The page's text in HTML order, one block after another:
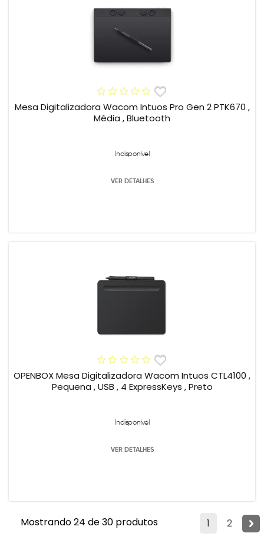
Mesa Digitalizadora Wacom Intuos Pro Gen 2 PTK670 ,
Média , Bluetooth
Indisponível
VER DETALHES
OPENBOX Mesa Digitalizadora Wacom Intuos CTL4100 ,
Pequena , USB , 4 ExpressKeys , Preto
Indisponível
VER DETALHES
1 2
Mostrando 24 de 30 produtos